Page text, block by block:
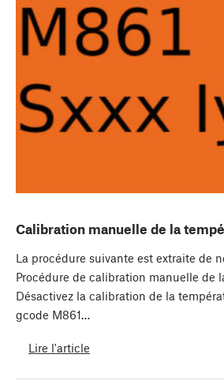
Calibration manuelle de la
La procédure suivante est extraite de
Procédure de calibration manuelle de
Désactivez la calibration de la
gcode M861…
Lire l'article